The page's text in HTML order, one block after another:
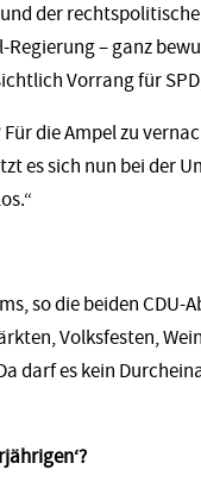
der
– ganz
Vorrang für SPD,
die Ampel zu
es sich nun bei der
so die beiden CDU-
Volksfesten,
darf es kein